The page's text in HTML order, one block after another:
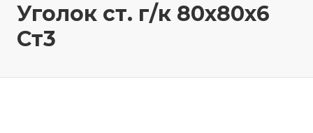
Уголок ст. г/к 80х80х6
Ст3